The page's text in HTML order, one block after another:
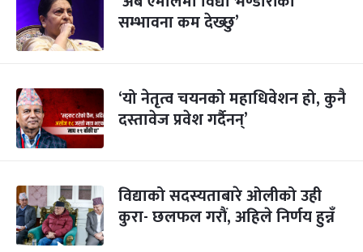
सम्भावना कम देख्छु’
‘यो नेतृत्व चयनको महाधिवेशन हो, कुनै
दस्तावेज प्रवेश गर्दैनन्’
विद्याको सदस्यताबारे ओलीको उही
कुरा- छलफल गरौं, अहिले निर्णय हुन्नँ